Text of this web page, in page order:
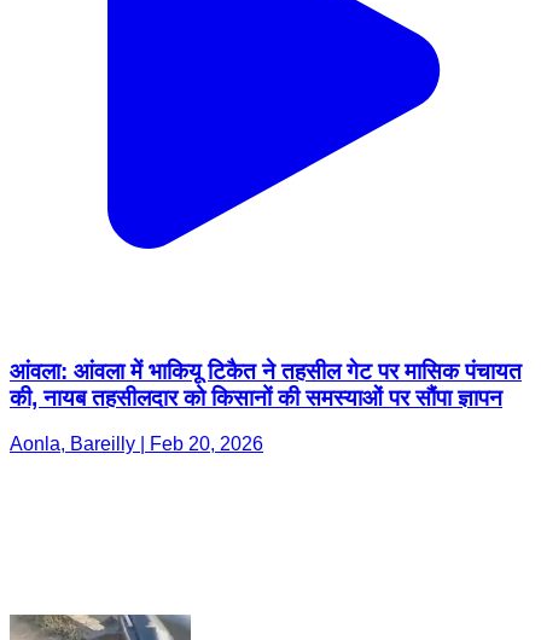
आंवला: आंवला में भाकियू टिकैत ने तहसील गेट पर मासिक पंचायत
की, नायब तहसीलदार को किसानों की समस्याओं पर सौंपा ज्ञापन
Aonla, Bareilly | Feb 20, 2026